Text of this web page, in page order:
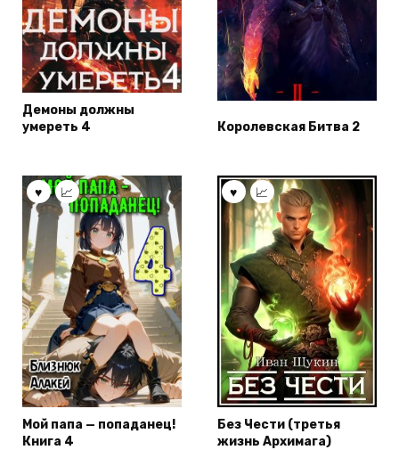
Демоны должны
умереть 4
Королевская Битва 2
Мой папа — попаданец!
Книга 4
Без Чести (третья
жизнь Архимага)